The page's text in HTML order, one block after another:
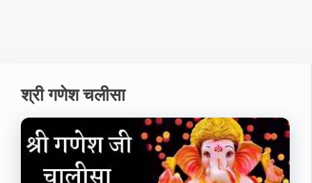
श्री गणेश चलीसा